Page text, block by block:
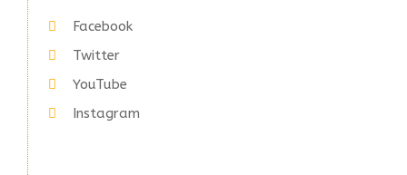
Facebook
Twitter
YouTube
Instagram